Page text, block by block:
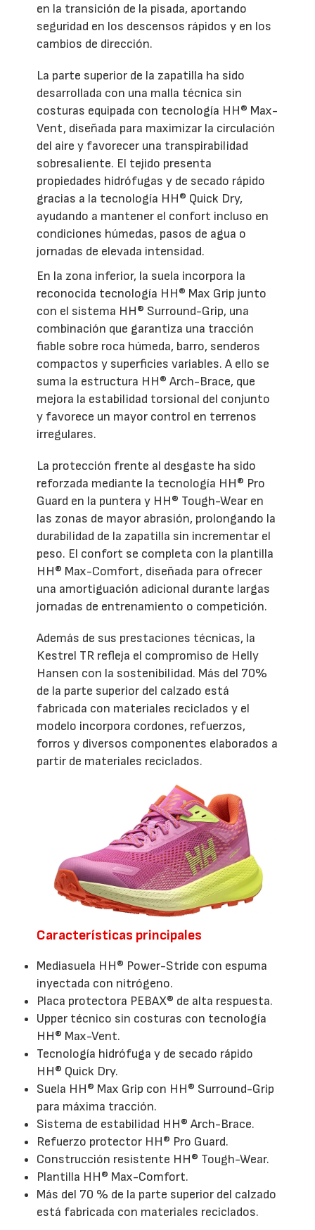
en la transición de la pisada, aportando
seguridad en los descensos rápidos y en los
cambios de dirección.
La parte superior de la zapatilla ha sido
desarrollada con una malla técnica sin
costuras equipada con tecnología HH® Max-
Vent, diseñada para maximizar la circulación
del aire y favorecer una transpirabilidad
sobresaliente. El tejido presenta
propiedades hidrófugas y de secado rápido
gracias a la tecnología HH® Quick Dry,
ayudando a mantener el confort incluso en
condiciones húmedas, pasos de agua o
jornadas de elevada intensidad.
En la zona inferior, la suela incorpora la
reconocida tecnología HH® Max Grip junto
con el sistema HH® Surround-Grip, una
combinación que garantiza una tracción
fiable sobre roca húmeda, barro, senderos
compactos y superficies variables. A ello se
suma la estructura HH® Arch-Brace, que
mejora la estabilidad torsional del conjunto
y favorece un mayor control en terrenos
irregulares.
La protección frente al desgaste ha sido
reforzada mediante la tecnología HH® Pro
Guard en la puntera y HH® Tough-Wear en
las zonas de mayor abrasión, prolongando la
durabilidad de la zapatilla sin incrementar el
peso. El confort se completa con la plantilla
HH® Max-Comfort, diseñada para ofrecer
una amortiguación adicional durante largas
jornadas de entrenamiento o competición.
Además de sus prestaciones técnicas, la
Kestrel TR refleja el compromiso de Helly
Hansen con la sostenibilidad. Más del 70%
de la parte superior del calzado está
fabricada con materiales reciclados y el
modelo incorpora cordones, refuerzos,
forros y diversos componentes elaborados a
partir de materiales reciclados.
Características principales
Mediasuela HH® Power-Stride con espuma
inyectada con nitrógeno.
Placa protectora PEBAX® de alta respuesta.
Upper técnico sin costuras con tecnología
HH® Max-Vent.
Tecnología hidrófuga y de secado rápido
HH® Quick Dry.
Suela HH® Max Grip con HH® Surround-Grip
para máxima tracción.
Sistema de estabilidad HH® Arch-Brace.
Refuerzo protector HH® Pro Guard.
Construcción resistente HH® Tough-Wear.
Plantilla HH® Max-Comfort.
Más del 70 % de la parte superior del calzado
está fabricada con materiales reciclados.